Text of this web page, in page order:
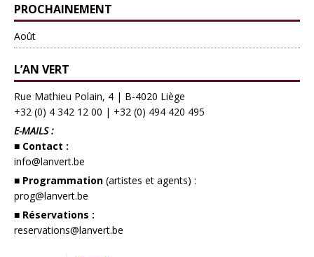
PROCHAINEMENT
Août
L’AN VERT
Rue Mathieu Polain, 4 | B-4020 Liège
+32 (0) 4 342 12 00 | +32 (0) 494 420 495
E-MAILS :
■ Contact :
info@lanvert.be
■ Programmation (artistes et agents) :
prog@lanvert.be
■ Réservations :
reservations@lanvert.be